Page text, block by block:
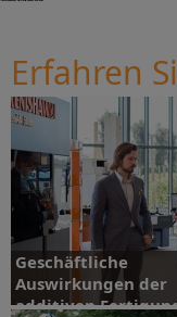
Erfahren
Geschäftliche
Auswirkungen der
additiven